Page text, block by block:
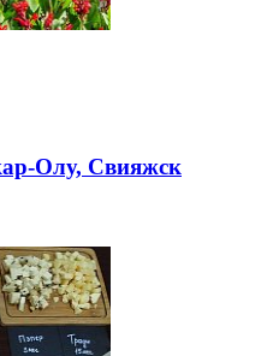
Олу, Свияжск